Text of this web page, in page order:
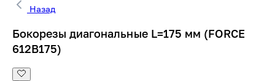
Назад
Бокорезы диагональные L=175 мм (FORCE
612B175)